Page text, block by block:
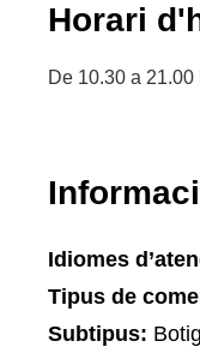
Horari
De 10.30 a 21.00
Idiomes
Tipus de
Subtipus: